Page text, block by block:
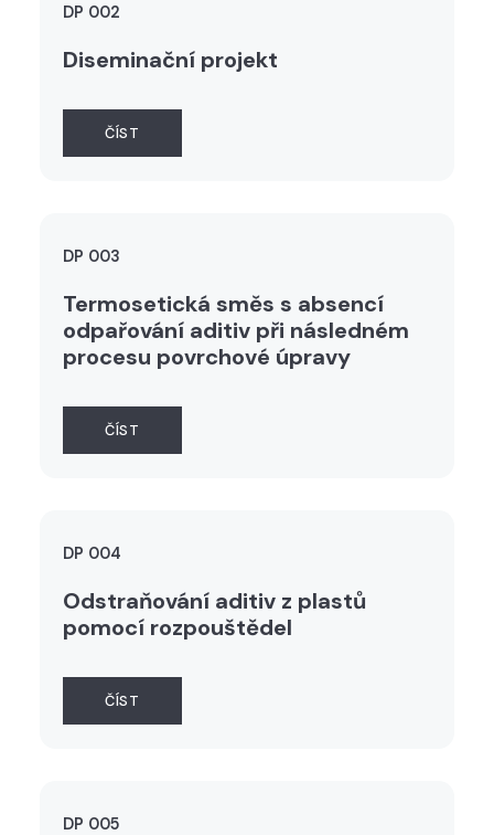
DP 002
Diseminační projekt
ČÍST
DP 003
Termosetická směs s absencí
odpařování aditiv při následném
procesu povrchové úpravy
ČÍST
DP 004
Odstraňování aditiv z plastů
pomocí rozpouštědel
ČÍST
DP 005